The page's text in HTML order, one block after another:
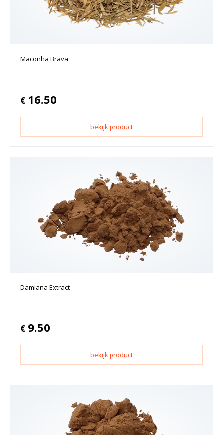
Maconha Brava
€ 16.50
bekijk product
Damiana Extract
€ 9.50
bekijk product